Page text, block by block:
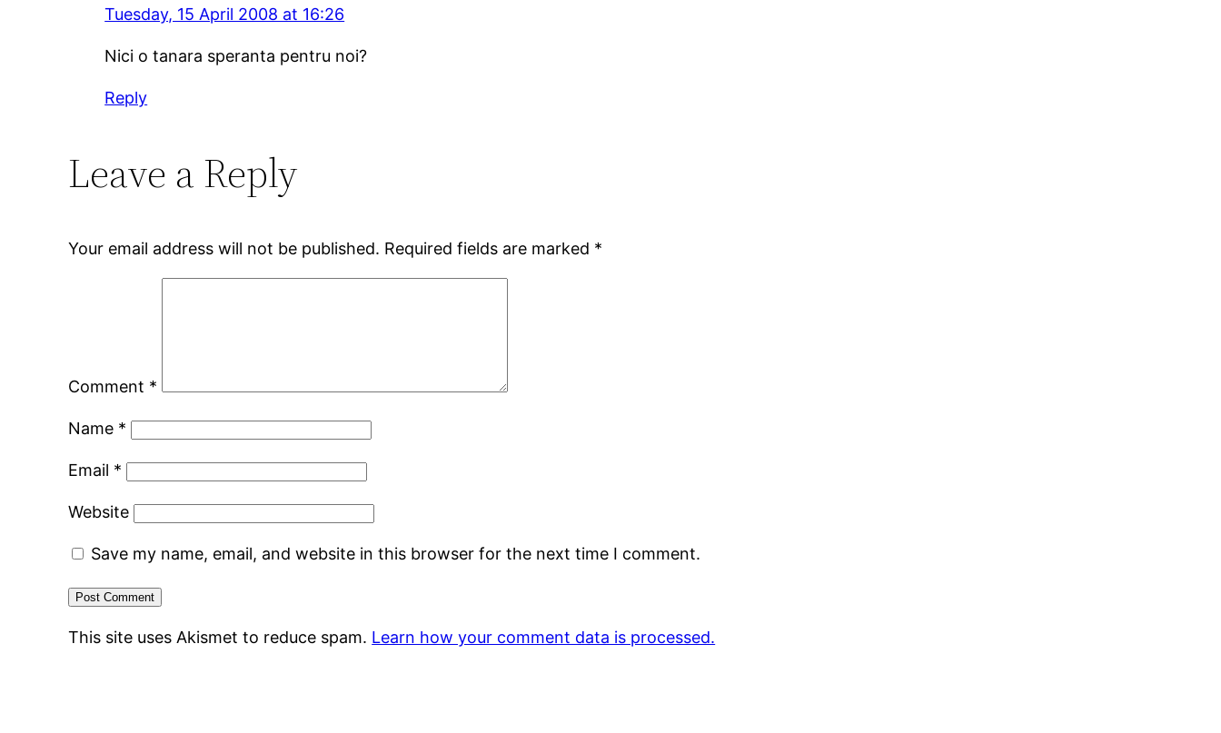
Tuesday, 15 April 2008 at 16:26
Nici o tanara speranta pentru noi?
Reply
Leave a Reply
Your email address will not be published. Required fields are marked *
Comment *
Name *
Email *
Website
Save my name, email, and website in this browser for the next time I comment.
This site uses Akismet to reduce spam. Learn how your comment data is processed.